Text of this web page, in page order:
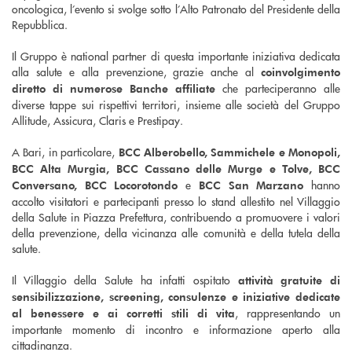
oncologica, l’evento si svolge sotto l’Alto Patronato del Presidente della
Repubblica.
Il Gruppo è national partner di questa importante iniziativa dedicata
alla salute e alla prevenzione, grazie anche al coinvolgimento
diretto di numerose Banche affiliate che parteciperanno alle
diverse tappe sui rispettivi territori, insieme alle società del Gruppo
Allitude, Assicura, Claris e Prestipay.
A Bari, in particolare, BCC Alberobello, Sammichele e Monopoli,
BCC Alta Murgia, BCC Cassano delle Murge e Tolve, BCC
Conversano, BCC Locorotondoe BCC San Marzano hanno
accolto visitatori e partecipanti presso lo stand allestito nel Villaggio
della Salute in Piazza Prefettura, contribuendo a promuovere i valori
della prevenzione, della vicinanza alle comunità e della tutela della
salute.
Il Villaggio della Salute ha infatti ospitato attività gratuite di
sensibilizzazione, screening, consulenze e iniziative dedicate
al benessere e ai corretti stili di vita, rappresentando un
importante momento di incontro e informazione aperto alla
cittadinanza.